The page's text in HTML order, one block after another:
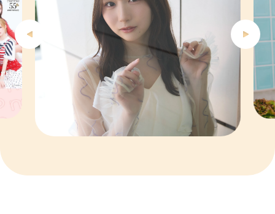
7
9
10